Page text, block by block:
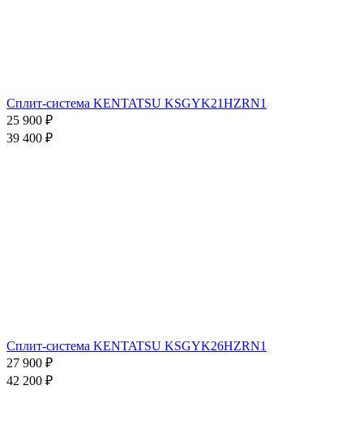
Сплит-система KENTATSU KSGYK21HZRN1
25 900 ₽
39 400 ₽
Сплит-система KENTATSU KSGYK26HZRN1
27 900 ₽
42 200 ₽